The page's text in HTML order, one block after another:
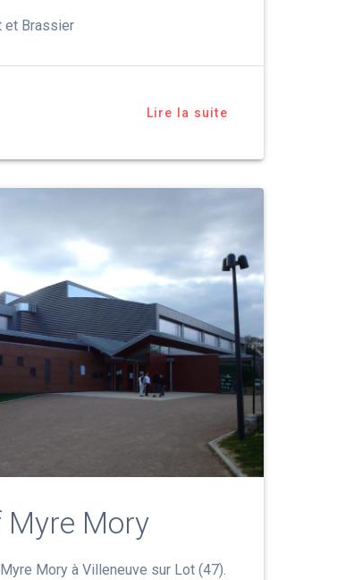
et Brassier
Lire la suite
Myre Mory
Mory à Villeneuve sur Lot (47).